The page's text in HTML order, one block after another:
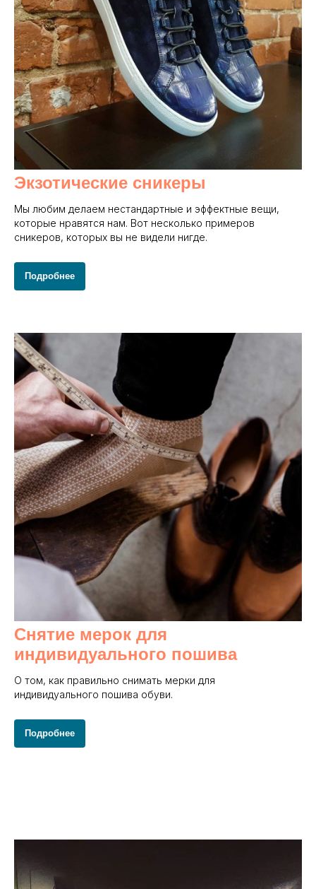
Экзотические сникеры
Мы любим делаем нестандартные и эффектные вещи,
которые нравятся нам. Вот несколько примеров
сникеров, которых вы не видели нигде.
Подробнее
Снятие мерок для
индивидуального пошива
О том, как правильно снимать мерки для
индивидуального пошива обуви.
Подробнее